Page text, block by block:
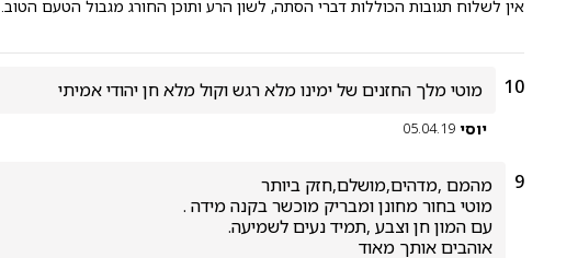
אין לשלוח תגובות הכוללות דברי הסתה, לשון הרע ותוכן החורג מגבול הטעם הטוב.
10 מוטי מלך החזנים של ימינו מלא רגש וקול מלא חן יהודי אמיתי
יוסי 05.04.19
9
מוטי בחור מחונן ומבריק מוכשר בקנה מידה .
עם המון חן וצבע ,תמיד נעים לשמיעה.
אוהבים אותך מאוד